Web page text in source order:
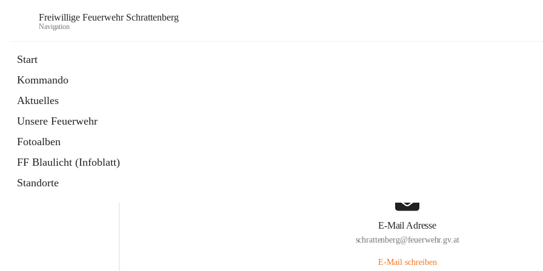
Freiwillige Feuerwehr Schrattenberg
Navigation
Start
Kommando
Aktuelles
Unsere Feuerwehr
Fotoalben
FF Blaulicht (Infoblatt)
Standorte
E-Mail Adresse
schrattenberg@feuerwehr.gv.at
E-Mail schreiben